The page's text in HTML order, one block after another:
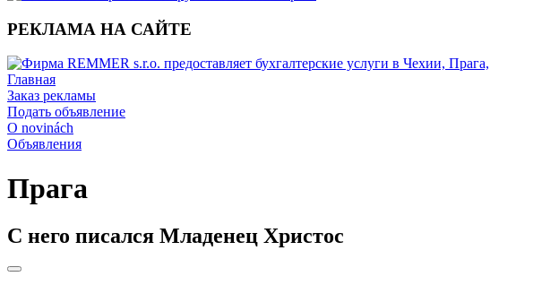
РЕКЛАМА НА САЙТЕ
Главная
Заказ рекламы
Подать объявление
O novinách
Объявления
Прага
С него писался Младенец Христос